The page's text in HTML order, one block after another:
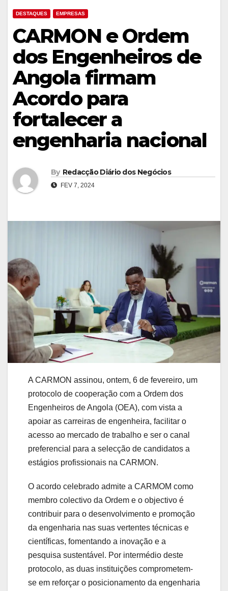
DESTAQUES EMPRESAS
CARMON e Ordem
dos Engenheiros de
Angola firmam
Acordo para
fortalecer a
engenharia nacional
By Redacção Diário dos Negócios
FEV 7, 2024
A CARMON assinou, ontem, 6 de fevereiro, um
protocolo de cooperação com a Ordem dos
Engenheiros de Angola (OEA), com vista a
apoiar as carreiras de engenheira, facilitar o
acesso ao mercado de trabalho e ser o canal
preferencial para a selecção de candidatos a
estágios profissionais na CARMON.
O acordo celebrado admite a CARMOM como
membro colectivo da Ordem e o objectivo é
contribuir para o desenvolvimento e promoção
da engenharia nas suas vertentes técnicas e
científicas, fomentando a inovação e a
pesquisa sustentável. Por intermédio deste
protocolo, as duas instituições comprometem-
se em reforçar o posicionamento da engenharia